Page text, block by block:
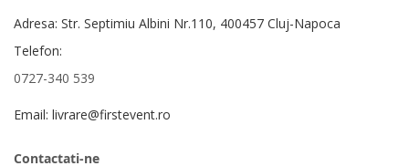
Adresa: Str. Septimiu Albini Nr.110, 400457 Cluj-Napoca
Telefon:
0727-340 539
Email: livrare@firstevent.ro
Contactati-ne